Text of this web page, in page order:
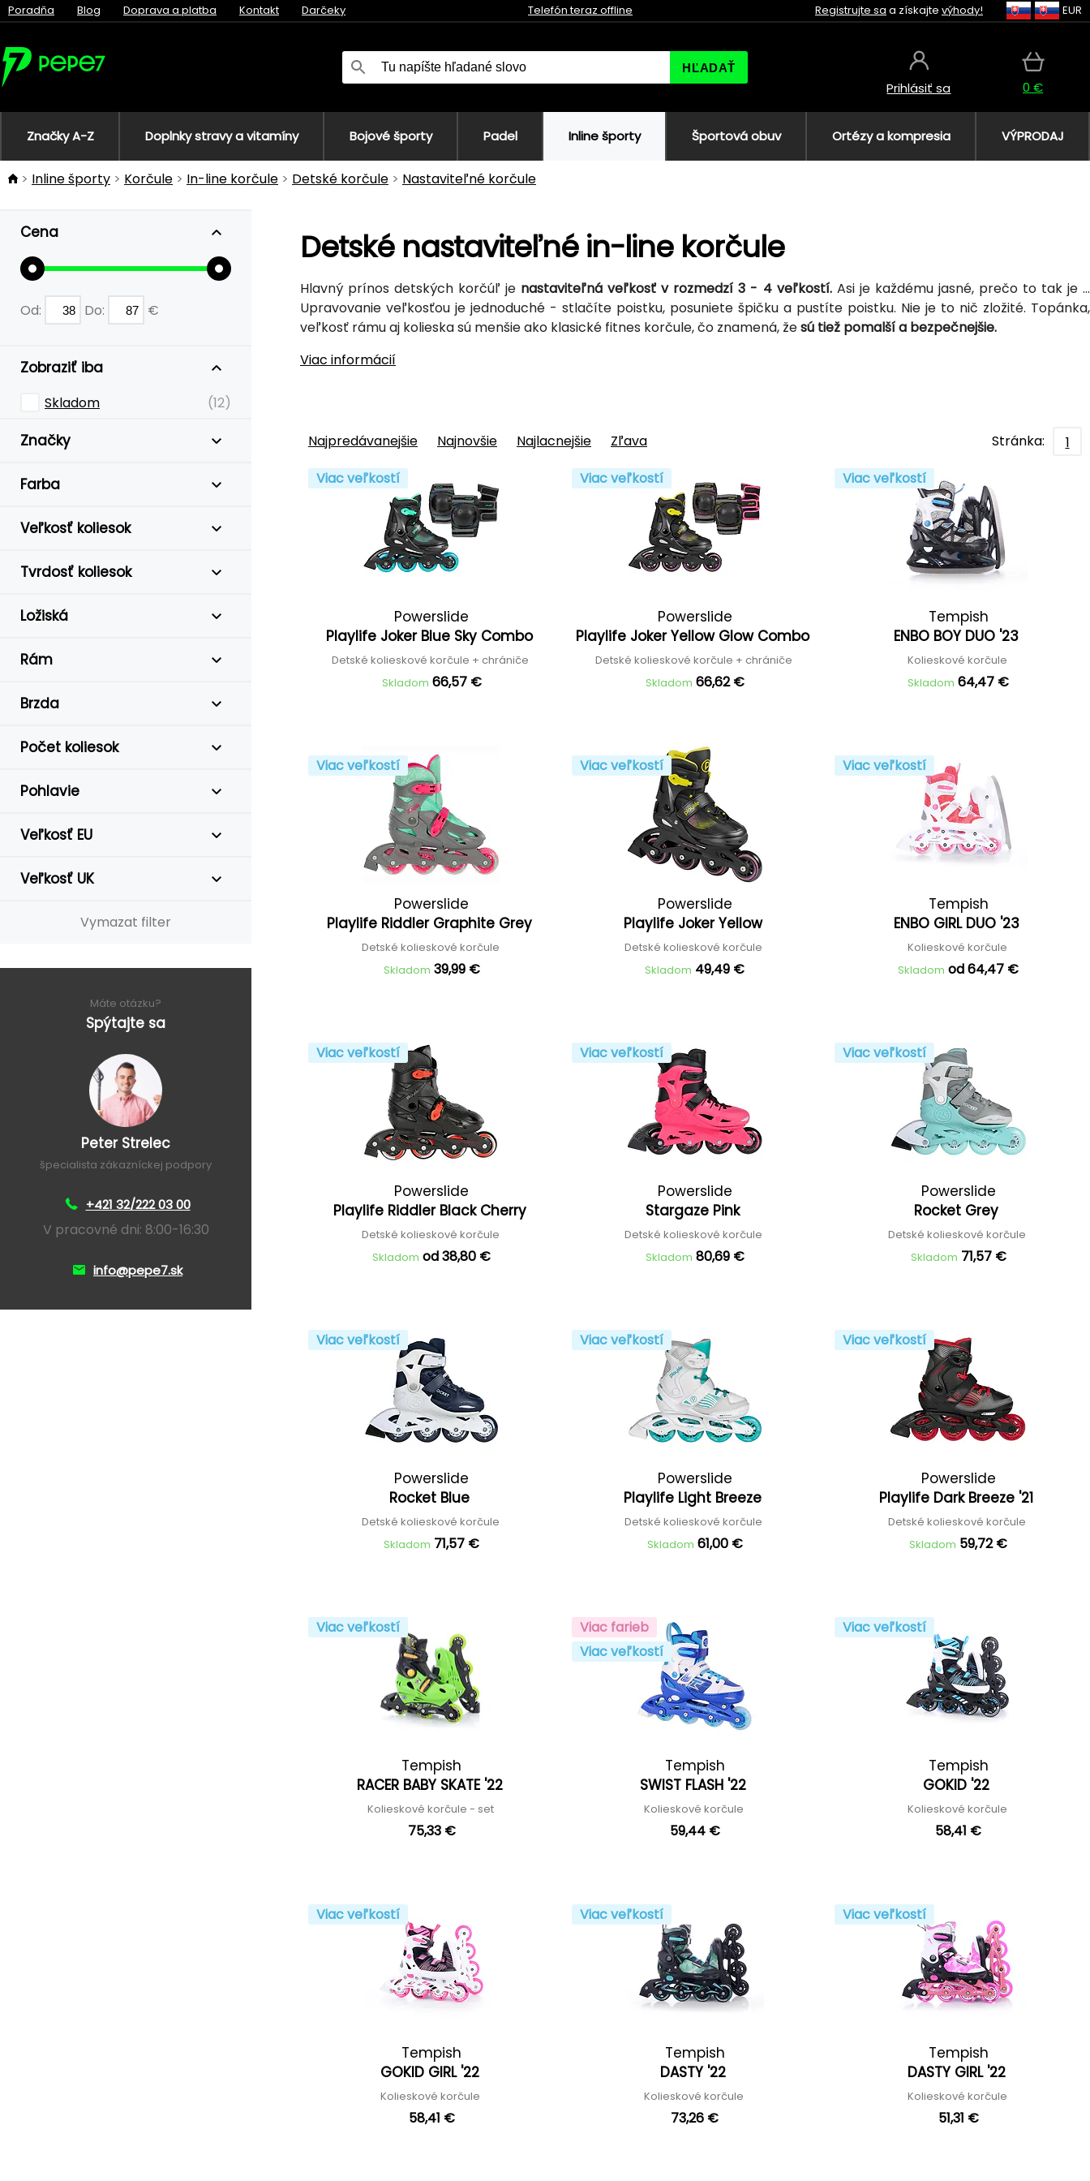
Poradňa Blog Doprava a platba Kontakt Darčeky Telefón teraz offline Registrujte sa a získajte výhody! EUR
HĽADAŤ
Prihlásiť sa 0 €
Značky A-Z Doplnky stravy a vitamíny Bojové športy Padel Inline športy Športová obuv Ortézy a kompresia VÝPRODAJ
Inline športy Korčule In-line korčule Detské korčule Nastaviteľné korčule
Cena
Od: Do: €
Zobraziť iba
Skladom (12)
Značky
Farba
Veľkosť koliesok
Tvrdosť koliesok
Ložiská
Rám
Brzda
Počet koliesok
Pohlavie
Veľkosť EU
Veľkosť UK
Vymazat filter
Máte otázku?
Spýtajte sa
Peter Strelec
špecialista zákazníckej podpory
+421 32/222 03 00
V pracovné dni: 8:00-16:30
info@pepe7.sk
Detské nastaviteľné in-line korčule
Hlavný prínos detských korčúľ je nastaviteľná veľkosť v rozmedzí 3 - 4 veľkostí.Asi je každému jasné, prečo to tak je ...
Upravovanie veľkosťou je jednoduché - stlačíte poistku, posuniete špičku a pustíte poistku. Nie je to nič zložité. Topánka,
veľkosť rámu aj kolieska sú menšie ako klasické fitnes korčule, čo znamená, žesú tiež pomalší a bezpečnejšie.
Viac informácií
Najpredávanejšie Najnovšie Najlacnejšie Zľava Stránka:
1
Viac veľkostí
Powerslide
Playlife Joker Blue Sky Combo
Detské kolieskové korčule + chrániče
Skladom 66,57 €
Viac veľkostí
Powerslide
Playlife Joker Yellow Glow Combo
Detské kolieskové korčule + chrániče
Skladom 66,62 €
Viac veľkostí
Tempish
ENBO BOY DUO '23
Kolieskové korčule
Skladom 64,47 €
Viac veľkostí
Powerslide
Playlife Riddler Graphite Grey
Detské kolieskové korčule
Skladom 39,99 €
Viac veľkostí
Powerslide
Playlife Joker Yellow
Detské kolieskové korčule
Skladom 49,49 €
Viac veľkostí
Tempish
ENBO GIRL DUO '23
Kolieskové korčule
Skladom od 64,47 €
Viac veľkostí
Powerslide
Playlife Riddler Black Cherry
Detské kolieskové korčule
Skladom od 38,80 €
Viac veľkostí
Powerslide
Stargaze Pink
Detské kolieskové korčule
Skladom 80,69 €
Viac veľkostí
Powerslide
Rocket Grey
Detské kolieskové korčule
Skladom 71,57 €
Viac veľkostí
Powerslide
Rocket Blue
Detské kolieskové korčule
Skladom 71,57 €
Viac veľkostí
Powerslide
Playlife Light Breeze
Detské kolieskové korčule
Skladom 61,00 €
Viac veľkostí
Powerslide
Playlife Dark Breeze '21
Detské kolieskové korčule
Skladom 59,72 €
Viac veľkostí
Tempish
RACER BABY SKATE '22
Kolieskové korčule - set
75,33 €
Viac farieb
Viac veľkostí
Tempish
SWIST FLASH '22
Kolieskové korčule
59,44 €
Viac veľkostí
Tempish
GOKID '22
Kolieskové korčule
58,41 €
Viac veľkostí
Tempish
GOKID GIRL '22
Kolieskové korčule
58,41 €
Viac veľkostí
Tempish
DASTY '22
Kolieskové korčule
73,26 €
Viac veľkostí
Tempish
DASTY GIRL '22
Kolieskové korčule
51,31 €